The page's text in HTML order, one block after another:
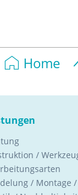
Home
/
/ Montage /